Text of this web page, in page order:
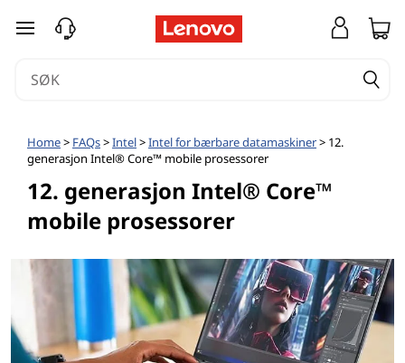
gå til hovedinnhold
Home> FAQs>Intel>Intel for bærbare datamaskiner> 12.
generasjon Intel® Core™ mobile prosessorer
12. generasjon Intel® Core™
mobile prosessorer